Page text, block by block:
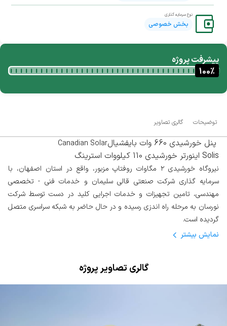
نوع سرمایه گذاری
بخش خصوصی
پیشرفت پروژه
100%
توضیحات گالری تصاویر
Canadian Solar
اینورتر خورشیدی 110 کیلووات استرینگ Solis
نیروگاه خورشیدی ۲ مگاوات روفتاپ مزبور، واقع در استان اصفهان، با
سرمایه گذاری شرکت صنعتی قالی سلیمان و خدمات فنی - تخصصی
مهندسی، تامین تجهیزات و خدمات اجرایی کلید در دست توسط شرکت
نورسان به مرحله راه اندزی رسیده و در حال حاضر به شبکه سراسری متصل
گردیده است.
نمایش بیشتر
گالری تصاویر پروژه